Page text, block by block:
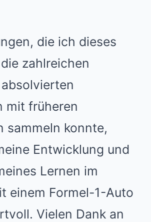
die ich dieses
zahlreichen
mit früheren
sammeln konnte,
Entwicklung und
Lernen im
einem Formel-1-Auto
Vielen Dank an